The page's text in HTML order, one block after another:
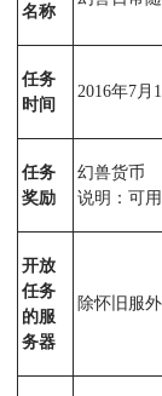
名称
任务
时间
2016年7月
任务
奖励
幻兽货币
说明：可
开放
任务
的服
务器
除怀旧服